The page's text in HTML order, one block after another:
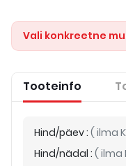
Vali konkreetne
Tooteinfo
Hind/päev: ( ilma
Hind/nädal : ( ilma